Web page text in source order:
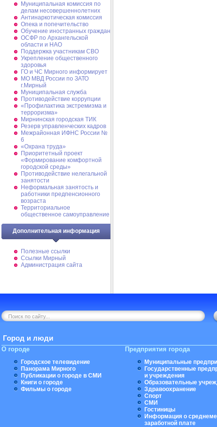
Муниципальная комиссия по
делам несовершеннолетних
Антинаркотическая комиссия
Опека и попечительство
Обучение иностранных граждан
ОСФР по Архангельской
области и НАО
Поддержка участникам СВО
Укрепление общественного
здоровья
ГО и ЧС Мирного информирует
МО МВД России по ЗАТО
г.Мирный
Муниципальная cлужба
Противодействие коррупции
«Профилактика экстремизма и
терроризма»
Мирнинская городская ТИК
Резерв управленческих кадров
Межрайонная ИФНС России №
6
«Охрана труда»
Приоритетный проект
«Формирование комфортной
городской среды»
Противодействие нелегальной
занятости
Неформальная занятость и
работники предпенсионного
возраста
Территориальное
общественное самоуправление
Дополнительная информация
Полезные ссылки
Ссылки Мирный
Администрация сайта
Город и люди
О городе
Городское телевидение
Панорама Мирного
Публикации о городе в СМИ
Книги о городе
Фильмы о городе
Предприятия города
Муниципальные
Государственные
и учреждения
Образовательные
Здравоохранение
Спорт
СМИ
Гостиницы
Информация о
заработной плате